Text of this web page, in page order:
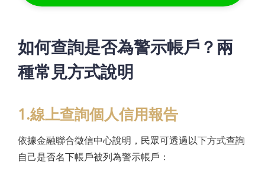
如何查詢是否為警示帳戶？兩
種常見方式說明
1.線上查詢個人信用報告
依據金融聯合徵信中心說明，民眾可透過以下方式查詢
自己是否名下帳戶被列為警示帳戶：